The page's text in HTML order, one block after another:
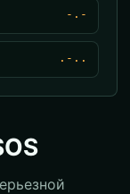
-.-
.-..